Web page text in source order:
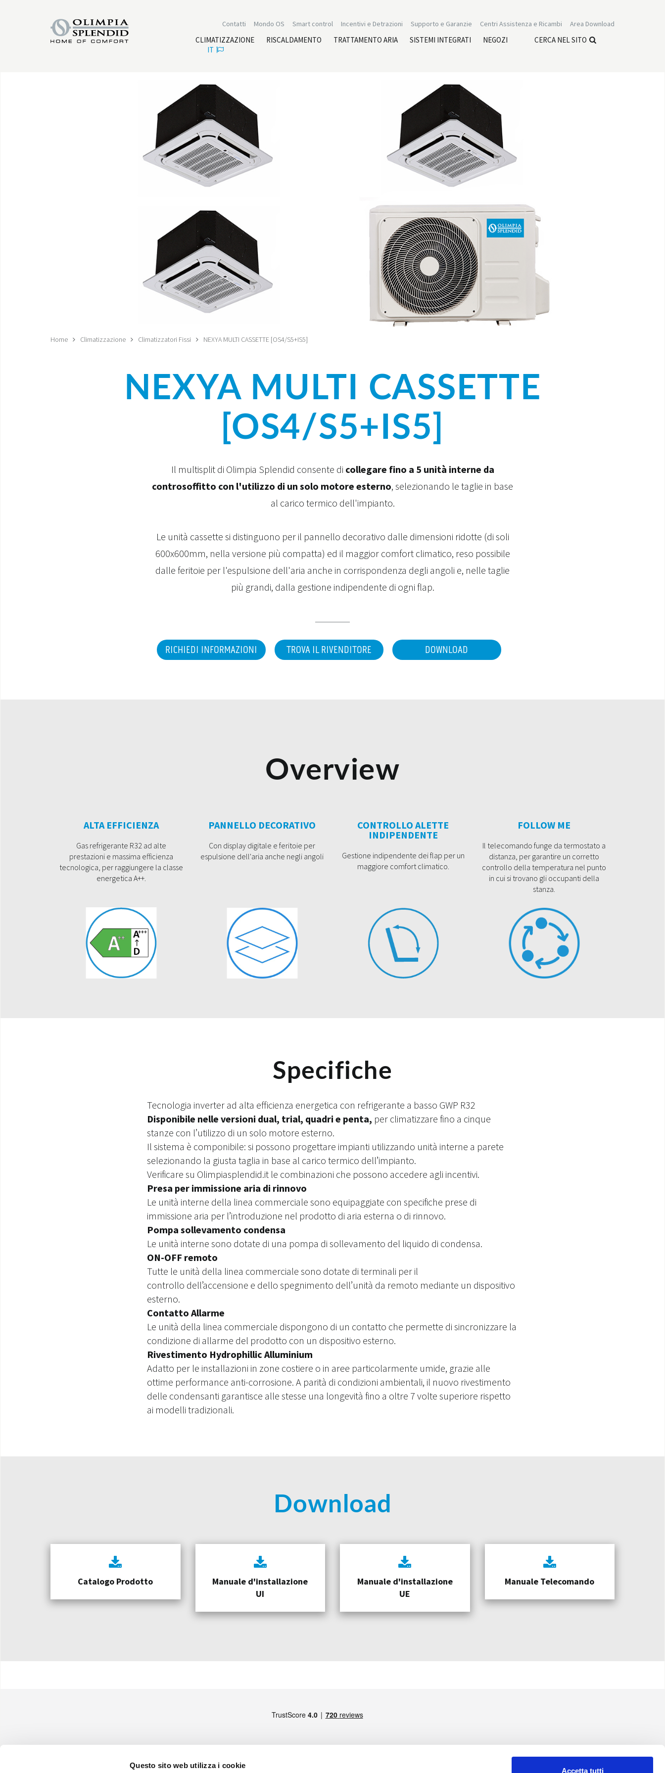
Questo sito web utilizza i cookie
Accetta tutti
Area Download
Centri Assistenza e Ricambi
Supporto e Garanzie
Incentivi e Detrazioni
Smart control
Mondo OS
Contatti
CLIMATIZZAZIONE RISCALDAMENTO TRATTAMENTO ARIA SISTEMI INTEGRATI NEGOZI
CERCA NEL SITO
IT
Home Climatizzazione Climatizzatori Fissi NEXYA MULTI CASSETTE [OS4/S5+IS5]
NEXYA MULTI CASSETTE
[OS4/S5+IS5]
Il multisplit di Olimpia Splendid consente di collegare fino a 5 unità interne da
controsoffitto con l'utilizzo di un solo motore esterno, selezionando le taglie in base
al carico termico dell'impianto.
Le unità cassette si distinguono per il pannello decorativo dalle dimensioni ridotte (di soli
600x600mm, nella versione più compatta) ed il maggior comfort climatico, reso possibile
dalle feritoie per l'espulsione dell'aria anche in corrispondenza degli angoli e, nelle taglie
più grandi, dalla gestione indipendente di ogni flap.
RICHIEDI INFORMAZIONI TROVA IL RIVENDITORE DOWNLOAD
Overview
ALTA EFFICIENZA
Gas refrigerante R32 ad alte
prestazioni e massima efficienza
tecnologica, per raggiungere la classe
energetica A++.
PANNELLO DECORATIVO
Con display digitale e feritoie per
espulsione dell'aria anche negli angoli
CONTROLLO ALETTE
INDIPENDENTE
Gestione indipendente dei flap per un
maggiore comfort climatico.
FOLLOW ME
Il telecomando funge da termostato a
distanza, per garantire un corretto
controllo della temperatura nel punto
in cui si trovano gli occupanti della
stanza.
Specifiche
Tecnologia inverter ad alta efficienza energetica con refrigerante a basso GWP R32
Disponibile nelle versioni dual, trial, quadri e penta, per climatizzare fino a cinque
stanze con l’utilizzo di un solo motore esterno.
Il sistema è componibile: si possono progettare impianti utilizzando unità interne a parete
selezionando la giusta taglia in base al carico termico dell’impianto.
Verificare su Olimpiasplendid.it le combinazioni che possono accedere agli incentivi.
Presa per immissione aria di rinnovo
Le unità interne della linea commerciale sono equipaggiate con specifiche prese di
immissione aria per l’introduzione nel prodotto di aria esterna o di rinnovo.
Pompa sollevamento condensa
Le unità interne sono dotate di una pompa di sollevamento del liquido di condensa.
ON-OFF remoto
Tutte le unità della linea commerciale sono dotate di terminali per il
controllo dell’accensione e dello spegnimento dell’unità da remoto mediante un dispositivo
esterno.
Contatto Allarme
Le unità della linea commerciale dispongono di un contatto che permette di sincronizzare la
condizione di allarme del prodotto con un dispositivo esterno.
Rivestimento Hydrophillic Alluminium
Adatto per le installazioni in zone costiere o in aree particolarmente umide, grazie alle
ottime performance anti-corrosione. A parità di condizioni ambientali, il nuovo rivestimento
delle condensanti garantisce alle stesse una longevità fino a oltre 7 volte superiore rispetto
ai modelli tradizionali.
Download
Catalogo Prodotto
Manuale d'installazione
UI
Manuale d'installazione
UE
Manuale Telecomando